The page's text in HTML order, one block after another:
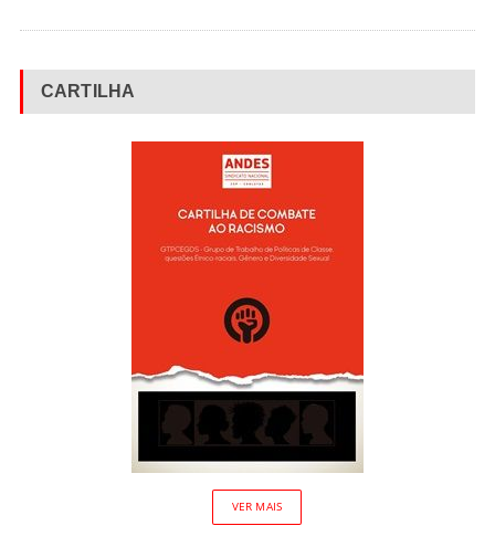
CARTILHA
VER MAIS